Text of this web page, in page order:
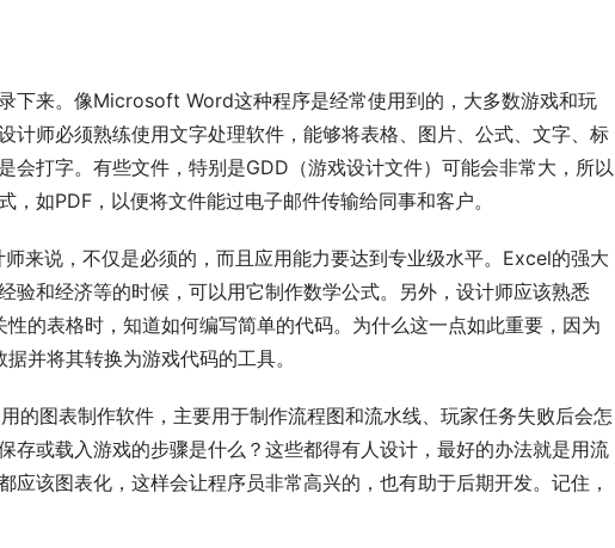
下来。像Microsoft Word这种程序是经常使用到的，大多数游戏和玩
计师必须熟练使用文字处理软件，能够将表格、图片、公式、文字、标
会打字。有些文件，特别是GDD（游戏设计文件）可能会非常大，所以
如PDF，以便将文件能过电子邮件传输给同事和客户。
来说，不仅是必须的，而且应用能力要达到专业级水平。Excel的强大
验和经济等的时候，可以用它制作数学公式。另外，设计师应该熟悉
的表格时，知道如何编写简单的代码。为什么这一点如此重要，因为
并将其转换为游戏代码的工具。
图表制作软件，主要用于制作流程图和流水线、玩家任务失败后会怎
存或载入游戏的步骤是什么？这些都得有人设计，最好的办法就是用流
应该图表化，这样会让程序员非常高兴的，也有助于后期开发。记住，